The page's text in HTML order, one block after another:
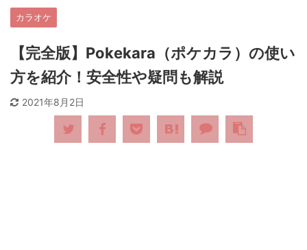
カラオケ
【完全版】Pokekara（ポケカラ）の使い
方を紹介！安全性や疑問も解説
2021年8月2日